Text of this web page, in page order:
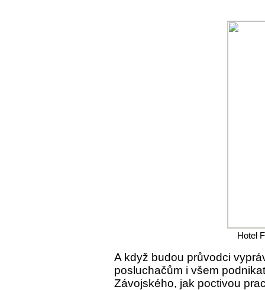
Hotel
A když budou průvodci
posluchačům i všem
Závojského, jak poctivou